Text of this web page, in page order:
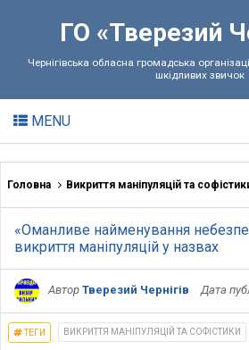
ГО «Тверезий
Чернігівська обласна громадська
шкідливих звичок
MENU
Головна Викриття маніпуляцій та
«Оманливе найменування
викриття маніпуляцій у назвах
Автор Тверезий Чернігів Дата
ТЕГИ ВИКРИТТЯ МАНІПУЛЯЦІЙ ТА СОФІСТИКИ